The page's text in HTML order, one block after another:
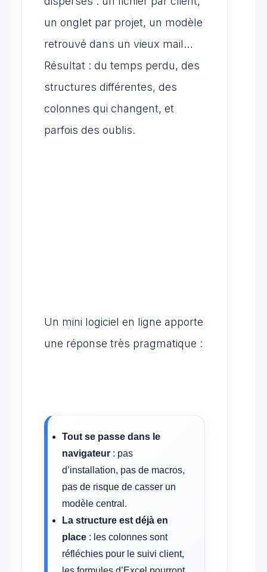
un onglet par projet, un modèle
retrouvé dans un vieux mail…
Résultat : du temps perdu, des
structures différentes, des
colonnes qui changent, et
parfois des oublis.
Un mini logiciel en ligne apporte
une réponse très pragmatique :
Tout se passe dans le
navigateur : pas
d’installation, pas de macros,
pas de risque de casser un
modèle central.
La structure est déjà en
place : les colonnes sont
réfléchies pour le suivi client,